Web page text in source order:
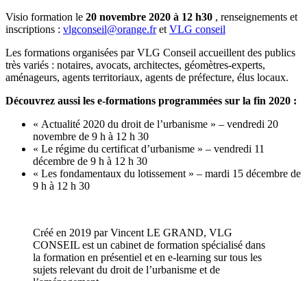
Visio formation le 20 novembre 2020 à 12 h30 , renseignements et
inscriptions : vlgconseil@orange.fret VLG conseil
Les formations organisées par VLG Conseil accueillent des publics
très variés : notaires, avocats, architectes, géomètres-experts,
aménageurs, agents territoriaux, agents de préfecture, élus locaux.
Découvrez aussi les e-formations programmées sur la fin 2020 :
« Actualité 2020 du droit de l’urbanisme » – vendredi 20
novembre de 9 h à 12 h 30
« Le régime du certificat d’urbanisme » – vendredi 11
décembre de 9 h à 12 h 30
« Les fondamentaux du lotissement » – mardi 15 décembre de
9 h à 12 h 30
Créé en 2019 par Vincent LE GRAND, VLG
CONSEIL est un cabinet de formation spécialisé dans
la formation en présentiel et en e-learning sur tous les
sujets relevant du droit de l’urbanisme et de